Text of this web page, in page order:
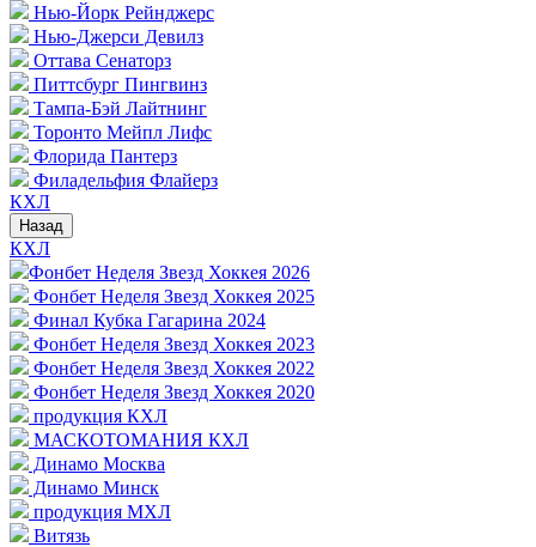
Нью-Йорк Рейнджерс
Нью-Джерси Девилз
Оттава Сенаторз
Питтсбург Пингвинз
Тампа-Бэй Лайтнинг
Торонто Мейпл Лифс
Флорида Пантерз
Филадельфия Флайерз
КХЛ
Назад
КХЛ
Фонбет Неделя Звезд Хоккея 2026
Фонбет Неделя Звезд Хоккея 2025
Финал Кубка Гагарина 2024
Фонбет Неделя Звезд Хоккея 2023
Фонбет Неделя Звезд Хоккея 2022
Фонбет Неделя Звезд Хоккея 2020
продукция КХЛ
МАСКОТОМАНИЯ КХЛ
Динамо Москва
Динамо Минск
продукция МХЛ
Витязь